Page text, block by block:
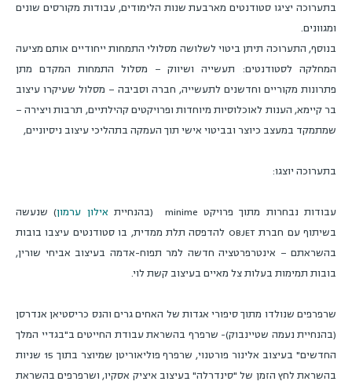
בתערוכה יציגו סטודנטים מארבעת שנות הלימודים, עבודות מקורסים שונים
ומגוונים.
בנוסף, התערוכה תיתן ביטוי לשלושה מסלולי התמחות ייחודיים אותם מציעה
המחלקה לסטודנטים: תעשייה ושיווק – מסלול התמחות המקדם מתן
פתרונות מקוריים וחדשנים לתעשייה, חברה וסביבה – מסלול שעיקרו עיצוב
בר קיימא, הענות לאוכלוסיות מיוחדות ופרויקטים קהילתיים, תרבות ויצירה –
שמתמקד במעצב כיוצר ובביטוי אישי תוך העמקה בתהליכי עיצוב ניסיוניים,
בתערוכה יוצגו:
עבודות נבחרות מתוך פרויקט minime (בהנחיית אילון ערמון) שנעשה
בשיתוף עם חברתOBJET להדפסה תלת ממדית, בו סטודנטים עיצבו בובות
בהשראתם – אינטרפרטציה חדשה למר תפוח-אדמה בעיצוב אביחי שורין,
בובות תמימות בעלות צל מאיים בעיצוב קשת לוי.
שרפרפים שנולדו מתוך סיפורי אגדות של האחים גרים והנס כריסטיאן אנדרסן
(בהנחיית נעמה שטיינבוק)- שרפרף בהשראת עבודת החייטים ב"בגדיי המלך
החדשים" בעיצוב אלינור פורטנוי, שרפרף פוליאוריטן שמיוצר בתוך 15 שניות
בהשראת לחץ הזמן של "סינדרלה" בעיצוב איציק אסקיו, ושרפרפים בהשראת